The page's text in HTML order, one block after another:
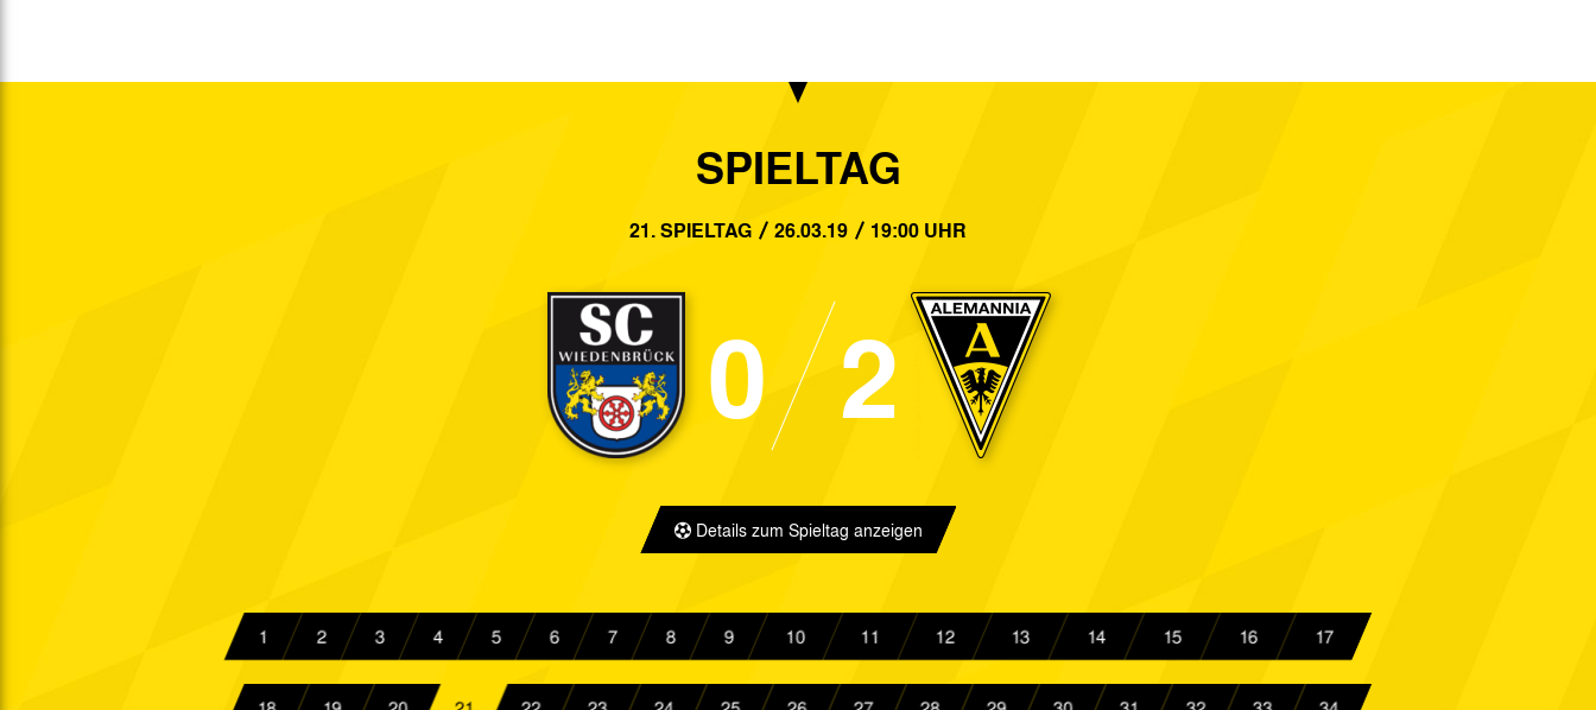
1. FC Köln II 1:2
5:1
Alemannia Aachen 1:0 SV Lippstadt 08
SC Verl 1:1 Alemannia Aachen
Alemannia Aachen Borussia Dortmund
4:0
Bor. Mönchengladbach II 2:1
19:30 Uhr
Bonner SC 1:1 Alemannia Aachen
Spielbericht
Mi. 07.11.2018
19:30 Uhr
SV Union Rösrath 0:7 Alemannia Aachen
Spielbericht
SPIELTAG
21. SPIELTAG 26.03.19 19:00 UHR
0 2
Details zum Spieltag anzeigen
1 2 3 4 5 6 7 8 9 10 11 12 13 14 15 16 17